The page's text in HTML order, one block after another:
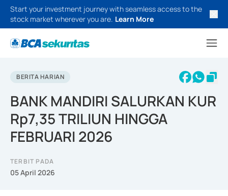
Start your investment journey with seamless access to the
stock market wherever you are. Learn More
BERITA HARIAN
BANK MANDIRI SALURKAN KUR
Rp7,35 TRILIUN HINGGA
FEBRUARI 2026
TERBIT PADA
05 April 2026